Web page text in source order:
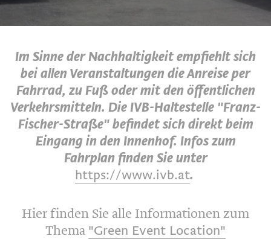
Team
Im Sinne der Nachhaltigkeit empfiehlt sich
bei allen Veranstaltungen die Anreise per
Fahrrad, zu Fuß oder mit den öffentlichen
Verkehrsmitteln. Die IVB-Haltestelle "Franz-
Fischer-Straße" befindet sich direkt beim
Eingang in den Innenhof. Infos zum
Fahrplan finden Sie unter
https://www.ivb.at.
Hier finden Sie alle Informationen zum
Thema "Green Event Location"